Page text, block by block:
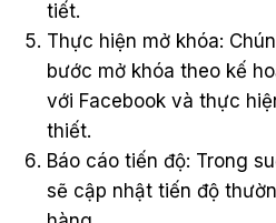
tiết.
Thực hiện mở khóa:
bước mở khóa theo kế
với Facebook và thực
thiết.
Báo cáo tiến độ: Trong
sẽ cập nhật tiến độ